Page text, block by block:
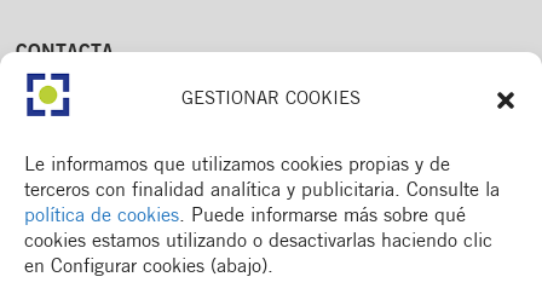
GESTIONAR COOKIES
Le informamos que utilizamos cookies propias y de
terceros con finalidad analítica y publicitaria. Consulte la
política de cookies. Puede informarse más sobre qué
cookies estamos utilizando o desactivarlas haciendo clic
en Configurar cookies (abajo).
CONTACTA
Av. Dr. Fleming, 15,
2n. 1a
T. 973 245 133
M. 672 018 236